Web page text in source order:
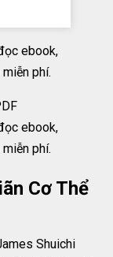
ebook,
phí.
ebook,
phí.
Cơ Thể
Shuichi